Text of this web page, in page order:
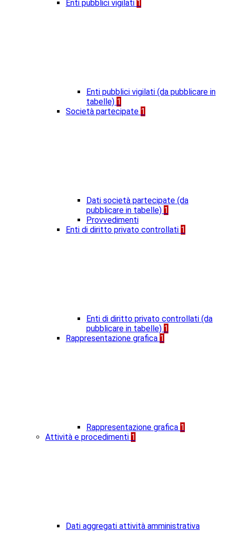
Enti pubblici vigilati 1
Enti pubblici vigilati (da pubblicare in
tabelle) 1
Società partecipate 1
Dati società partecipate (da
pubblicare in tabelle) 1
Provvedimenti
Enti di diritto privato controllati 1
Enti di diritto privato controllati (da
pubblicare in tabelle) 1
Rappresentazione grafica 1
Rappresentazione grafica 1
Attività e procedimenti 1
Dati aggregati attività amministrativa